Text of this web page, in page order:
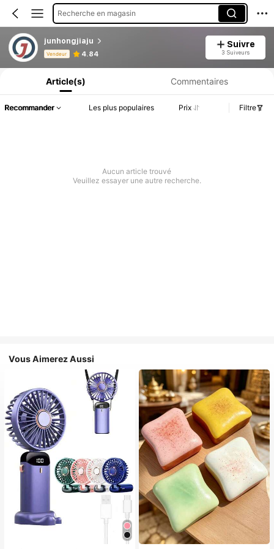
Recherche en magasin
junhongjiaju
Vendeur 4.84
Suivre
3 Suiveurs
Informations produit : Divulgation des prix, détails sur les ventes et le stock.
Article(s) Commentaires
Recommander Les plus populaires Prix Filtre
Aucun article trouvé
Veuillez essayer une autre recherche.
Vous Aimerez Aussi